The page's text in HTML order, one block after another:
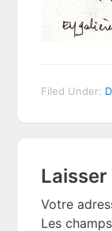
Filed Under:
Votre
Les